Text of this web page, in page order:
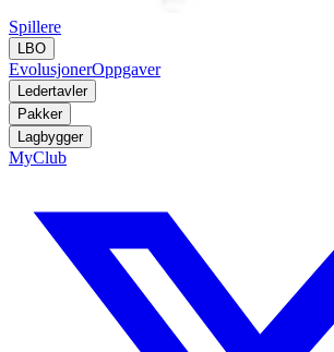
Spillere
LBO
EvolusjonerOppgaver
Ledertavler
Pakker
Lagbygger
MyClub